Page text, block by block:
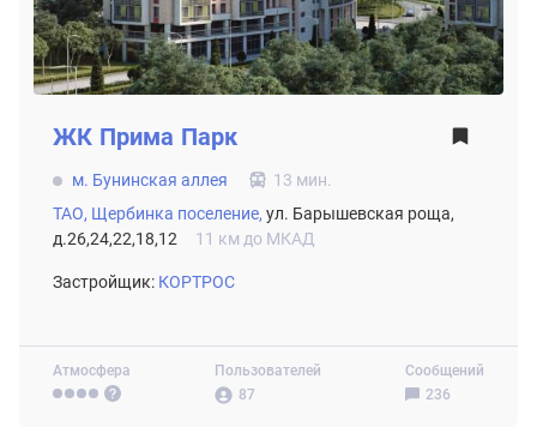
Атмосфера
Пользователей
87
Сообщений
236
ЖК Прима Парк
м. Бунинская аллея
13 мин.
ТАО, Щербинка поселение, ул. Барышевская роща,
д.26,24,22,18,12
11 км до МКАД
Застройщик: КОРТРОС